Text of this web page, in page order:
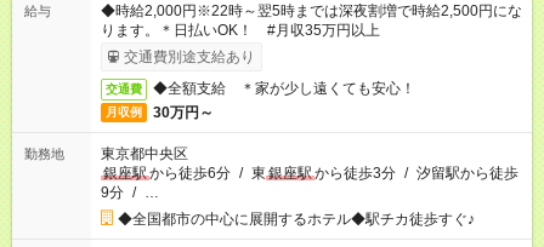
給与
◆時給2,000円※22時～翌5時までは深夜割増で時給2,500円にな
ります。＊日払いOK！ #月収35万円以上
交通費別途支給あり
交通費 ◆全額支給 ＊家が少し遠くても安心！
月収例 30万円～
勤務地
東京都中央区
銀座駅から徒歩6分 / 東 銀座駅から徒歩3分 / 汐留駅から徒歩
9分 / …
◆全国都市の中心に展開するホテル◆駅チカ徒歩すぐ♪